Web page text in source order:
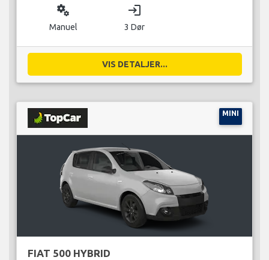
miscellaneous_services
Manuel
login
3 Dør
VIS DETALJER...
MINI
FIAT 500 HYBRID